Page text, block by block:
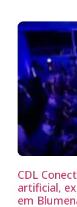
CDL
artificial,
em